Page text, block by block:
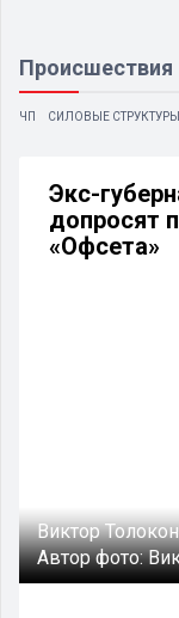
Происшествия
ЧП СИЛОВЫЕ СТРУКТУРЫ
Экс-
допросят
«Офсета»
Виктор
Автор фото: